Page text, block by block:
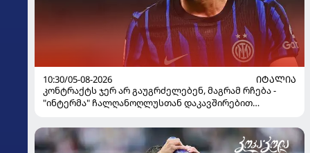
10:30/05-08-2026
ᲘᲢᲐᲚᲘᲐ
კონტრაქტს ჯერ არ გაუგრძელებენ, მაგრამ რჩება -
"ინტერმა" ჩალღანოღლუსთან დაკავშირებით